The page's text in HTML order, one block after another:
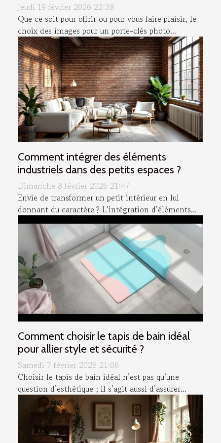
Jeudi 19 février 2026 22:38
Que ce soit pour offrir ou pour vous faire plaisir, le
choix des images pour un porte-clés photo...
Comment intégrer des éléments
industriels dans des petits espaces ?
Dimanche 8 février 2026 21:47
Envie de transformer un petit intérieur en lui
donnant du caractère ? L’intégration d’éléments...
Comment choisir le tapis de bain idéal
pour allier style et sécurité ?
Samedi 7 février 2026 21:06
Choisir le tapis de bain idéal n’est pas qu’une
question d’esthétique ; il s’agit aussi d’assurer...